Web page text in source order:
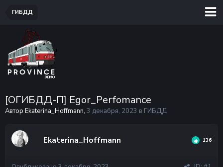
ГИБДД
[ОГИБДД-П] Egor_Perfomance
Автор Ekaterina_Hoffmann, 3 декабря, 2023 в ГИБДД
Ekaterina_Hoffmann 136